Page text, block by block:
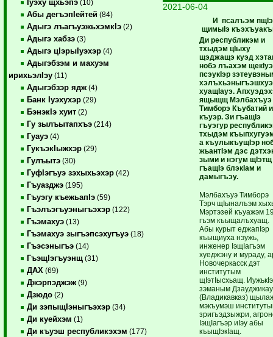
Iуэху щхьэпэ (10)
Абы дегъэпIейтей (84)
Адыгэ лъагъуэжьхэмкIэ (2)
Адыгэ хабзэ (3)
Адыгэ цIэрыIуэхэр (4)
Адыгэбзэм и махуэм
ирихьэлIэу (11)
Адыгэбзэр ядж (4)
Банк Iуэхухэр (29)
БэнэкIэ хуит (2)
Гу зылъытапхъэ (214)
Гуауэ (4)
ГукъэкIыжхэр (29)
Гулъытэ (30)
ГуфIэгъуэ зэхыхьэхэр (42)
Гъуазджэ (195)
Гъуэгу къежьапIэ (59)
Гъэлъэгъуэныгъэхэр (122)
Гъэмахуэ (13)
Гъэмахуэ зыгъэпсэхугъуэ (18)
Гъэсэныгъэ (14)
ГъэщIэгъуэнщ (31)
ДАХ (69)
Джэрпэджэж (9)
Дзюдо (2)
Ди зэпыщIэныгъэхэр (34)
Ди куейхэм (1)
Ди къуэш республикэхэм (177)
2021-06-04
И псалъэм пщIэ
щимыIэ
Ди республикэм и
тхыдэм цIыху
щэджащэ куэд
нобэ лъахэм
псэукIэр
хуащIауэ.
ящыщщ Мэлбахъуэ
Тимборэ Къубатий и
къуэр. Зи гъащIэ
гъуэгур
тхыдэм
а къулыкъущIэр
жьантIэм дэс
зыми и нэгум щIэтщ
гъащIэ блэкIам и
дамыгъэу.
Мэлбахъуэ Тимборэ
Тэрч щIыналъэм
Мэртэзей къуажэм
гъэм къыщалъхуащ.
Абы курыт еджапIэр
къыщиуха нэужь,
инженер IэщIагъэм
хуеджэну и мураду,
Новочеркасск дэт
институтым
щIэтIысхьащ.
зэманым Дзауджикау
(Владикавказ)
мэкъумэш
зригъэдзыжри,
IэщIагъэр иIэу абы
къыщIэкIащ.